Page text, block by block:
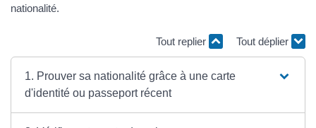
nationalité.
Tout replier Tout déplier
1. Prouver sa nationalité grâce à une carte
d'identité ou passeport récent